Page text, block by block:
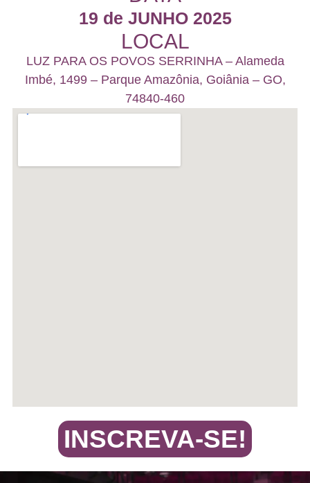
19 de JUNHO 2025
LOCAL
LUZ PARA OS POVOS SERRINHA – Alameda
Imbé, 1499 – Parque Amazônia, Goiânia – GO,
74840-460
INSCREVA-SE!